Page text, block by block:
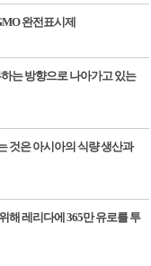
완전표시제
는 방향으로 나아가고 있는
것은 아시아의 식량 생산과
해 레리다에 365만 유로를 투